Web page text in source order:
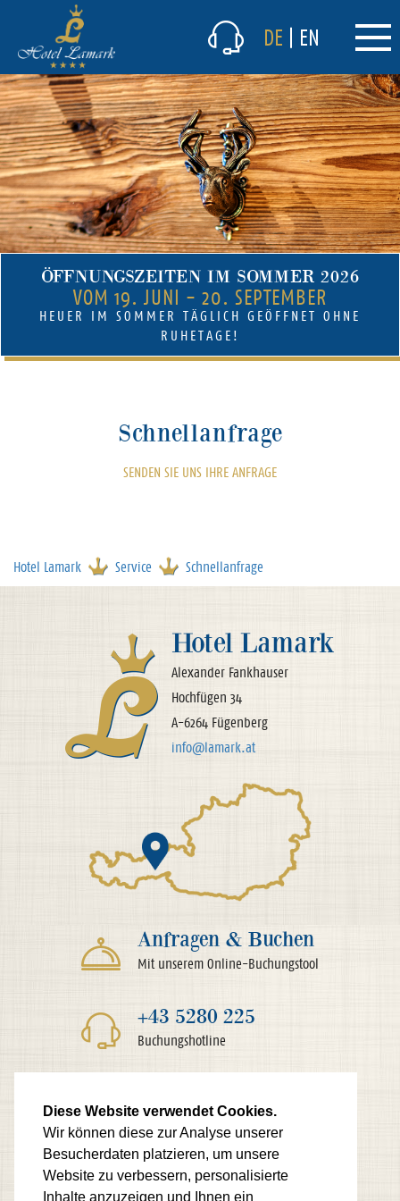
Diese Website verwendet Cookies.
Wir können diese zur Analyse unserer
Besucherdaten platzieren, um unsere
Website zu verbessern, personalisierte
Inhalte anzuzeigen und Ihnen ein
ÖFFNUNGSZEITEN IM SOMMER 2026
VOM 19. JUNI - 20. SEPTEMBER
HEUER IM SOMMER TÄGLICH GEÖFFNET OHNE
RUHETAGE!
Schnellanfrage
SENDEN SIE UNS IHRE ANFRAGE
Hotel Lamark Service Schnellanfrage
Hotel Lamark
Alexander Fankhauser
Hochfügen 34
A-6264 Fügenberg
info@lamark.at
Anfragen & Buchen
Mit unserem Online-Buchungstool
+43 5280 225
Buchungshotline
DE EN
Das Hotel
Kulinarik
Winter
Sommer
Preise & Angebote
Lamark Spa/Wellness